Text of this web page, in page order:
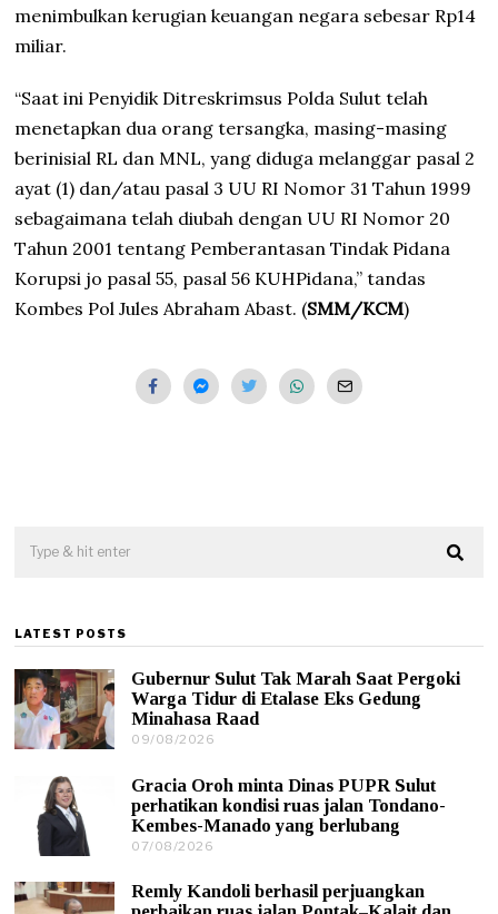
menimbulkan kerugian keuangan negara sebesar Rp14
miliar.
“Saat ini Penyidik Ditreskrimsus Polda Sulut telah
menetapkan dua orang tersangka, masing-masing
berinisial RL dan MNL, yang diduga melanggar pasal 2
ayat (1) dan/atau pasal 3 UU RI Nomor 31 Tahun 1999
sebagaimana telah diubah dengan UU RI Nomor 20
Tahun 2001 tentang Pemberantasan Tindak Pidana
Korupsi jo pasal 55, pasal 56 KUHPidana,” tandas
Kombes Pol Jules Abraham Abast. (SMM/KCM)
LATEST POSTS
Gubernur Sulut Tak Marah Saat Pergoki
Warga Tidur di Etalase Eks Gedung
Minahasa Raad
09/08/2026
0
8
/
6
Gracia Oroh minta Dinas PUPR Sulut
perhatikan kondisi ruas jalan Tondano-
Kembes-Manado yang berlubang
07/08/2026
0
Remly Kandoli berhasil perjuangkan